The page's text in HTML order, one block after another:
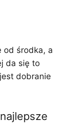
od środka, a
da się to
dobranie